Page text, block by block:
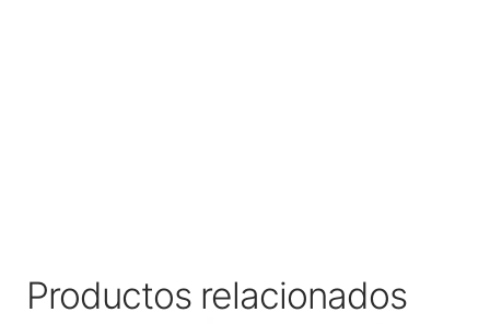
Productos relacionados